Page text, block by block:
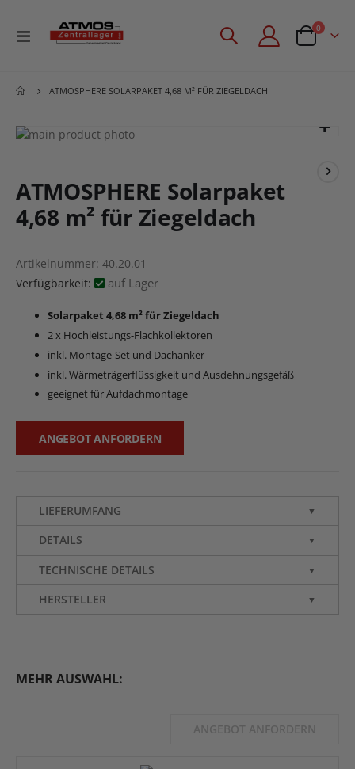
Navigation
0 Artikel
ATMOSPHERE SOLARPAKET 4,68 M² FÜR ZIEGELDACH
Zum
Bildgalerie
springen
der
Bildgalerie
springen
ATMOSPHERE Solarpaket
4,68 m² für Ziegeldach
Artikelnummer 40.20.01
Verfügbarkeit:
auf Lager
Solarpaket 4,68 m² für Ziegeldach
2 x Hochleistungs-Flachkollektoren
inkl. Montage-Set und Dachanker
inkl. Wärmeträgerflüssigkeit und Ausdehnungsgefäß
geeignet für Aufdachmontage
ANGEBOT ANFORDERN
LIEFERUMFANG ▼
DETAILS ▼
TECHNISCHE DETAILS ▼
HERSTELLER ▼
MEHR AUSWAHL:
ANGEBOT ANFORDERN